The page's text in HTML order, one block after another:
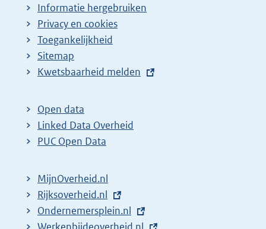
Informatie hergebruiken
Privacy en cookies
Toegankelijkheid
Sitemap
E
t
e
r
l
i
n
Kwetsbaarheid melden
Open data
Linked Data Overheid
PUC Open Data
MijnOverheid.nl
E
x
t
Rijksoverheid.nl
E
x
Ondernemersplein.nl
E
Werkenbijdeoverheid.nl